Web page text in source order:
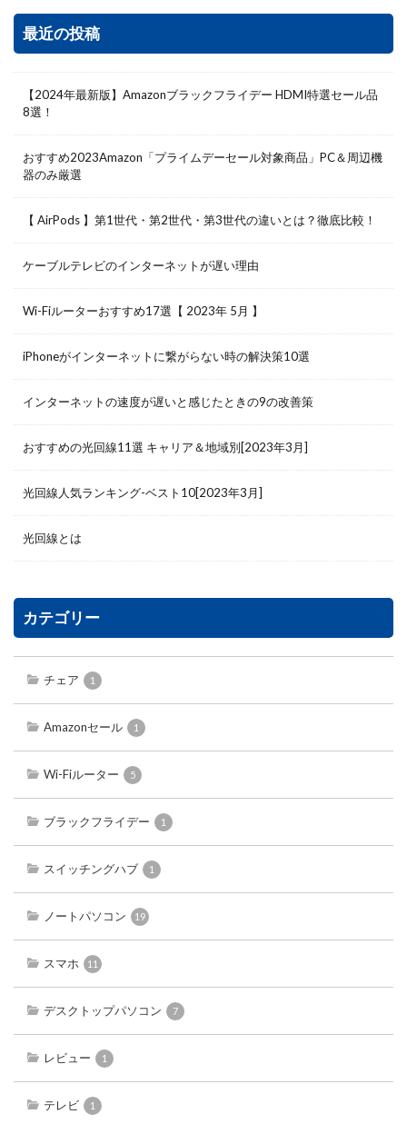
最近の投稿
【2024年最新版】Amazonブラックフライデー HDMI特選セール品
8選！
おすすめ2023Amazon「プライムデーセール対象商品」PC＆周辺機
器のみ厳選
【 AirPods 】第1世代・第2世代・第3世代の違いとは？徹底比較！
ケーブルテレビのインターネットが遅い理由
Wi-Fiルーターおすすめ17選【 2023年 5月 】
iPhoneがインターネットに繋がらない時の解決策10選
インターネットの速度が遅いと感じたときの9の改善策
おすすめの光回線11選 キャリア＆地域別[2023年3月]
光回線人気ランキング-ベスト10[2023年3月]
光回線とは
カテゴリー
チェア 1
Amazonセール 1
Wi-Fiルーター 5
ブラックフライデー 1
スイッチングハブ 1
ノートパソコン 19
スマホ 11
デスクトップパソコン 7
レビュー 1
テレビ 1